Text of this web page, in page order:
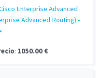
Enterprise Advanced
Advanced Routing) -
: 1050.00 €